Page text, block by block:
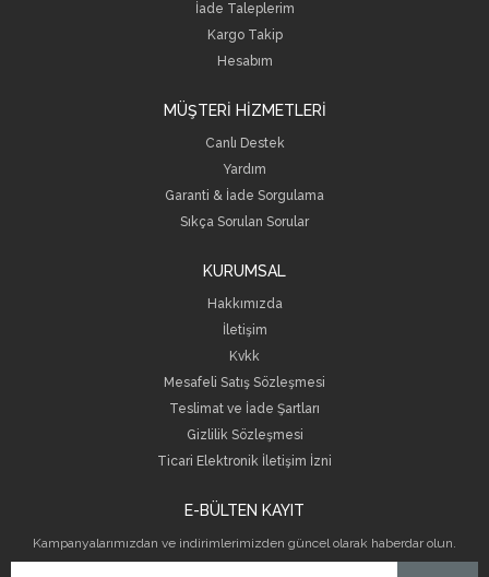
İade Taleplerim
Kargo Takip
Hesabım
MÜŞTERİ HİZMETLERİ
Canlı Destek
Yardım
Garanti & İade Sorgulama
Sıkça Sorulan Sorular
KURUMSAL
Hakkımızda
İletişim
Kvkk
Mesafeli Satış Sözleşmesi
Teslimat ve İade Şartları
Gizlilik Sözleşmesi
Ticari Elektronik İletişim İzni
E-BÜLTEN KAYIT
Kampanyalarımızdan ve indirimlerimizden güncel olarak haberdar olun.